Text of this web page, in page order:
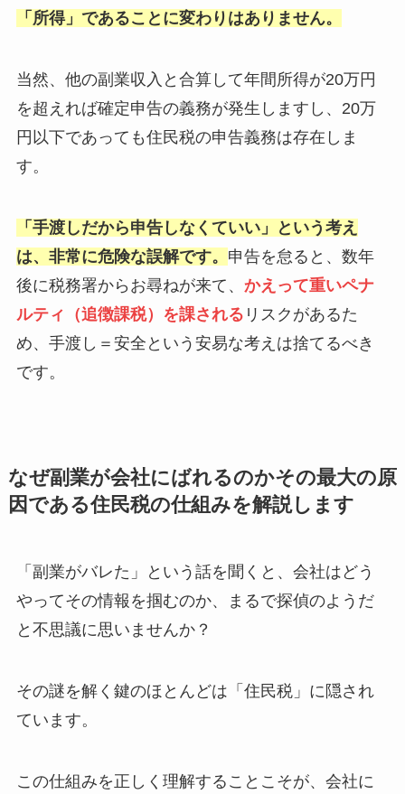
「所得」であることに変わりはありません。
当然、他の副業収入と合算して年間所得が20万円
を超えれば確定申告の義務が発生しますし、20万
円以下であっても住民税の申告義務は存在しま
す。
「手渡しだから申告しなくていい」という考え
は、非常に危険な誤解です。 申告を怠ると、数年
後に税務署からお尋ねが来て、 かえって重いペナ
ルティ（追徴課税）を課される リスクがあるた
め、手渡し＝安全という安易な考えは捨てるべき
です。
なぜ副業が会社にばれるのかその最大の原
因である住民税の仕組みを解説します
「副業がバレた」という話を聞くと、会社はどう
やってその情報を掴むのか、まるで探偵のようだ
と不思議に思いませんか？
その謎を解く鍵のほとんどは「住民税」に隠され
ています。
この仕組みを正しく理解することこそが、会社に